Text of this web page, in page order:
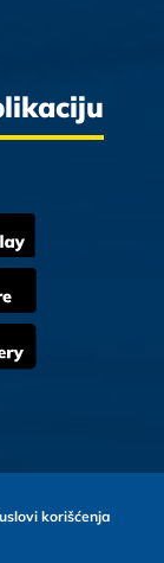
korišćenja